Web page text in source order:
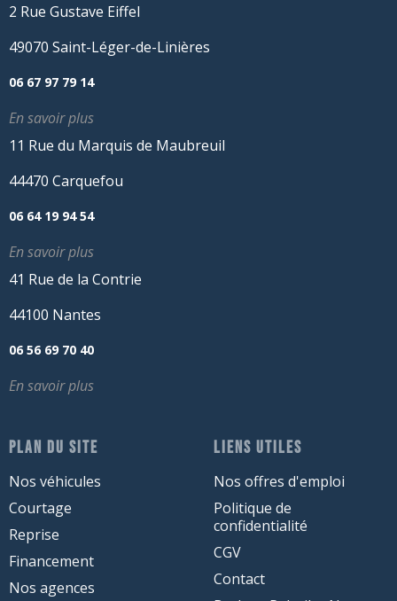
2 Rue Gustave Eiffel
49070 Saint-Léger-de-Linières
06 67 97 79 14
En savoir plus
11 Rue du Marquis de Maubreuil
44470 Carquefou
06 64 19 94 54
En savoir plus
41 Rue de la Contrie
44100 Nantes
06 56 69 70 40
En savoir plus
PLAN DU SITE
Nos véhicules
Courtage
Reprise
Financement
Nos agences
LIENS UTILES
Nos offres d'emploi
Politique de
confidentialité
CGV
Contact